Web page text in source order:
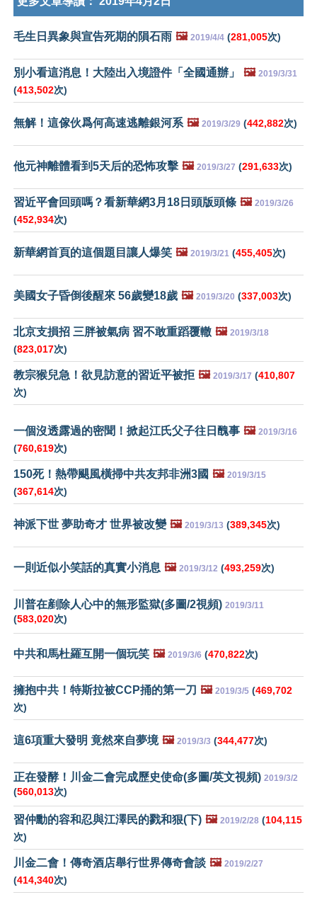
毛生日異象與宣告死期的隕石雨 🖼️ 2019/4/4 (281,005次)
別小看這消息！大陸出入境證件「全國通辦」 🖼️ 2019/3/31
(413,502次)
無解！這傢伙爲何高速逃離銀河系 🖼️ 2019/3/29 (442,882次)
他元神離體看到5天后的恐怖攻擊 🖼️ 2019/3/27 (291,633次)
習近平會回頭嗎？看新華網3月18日頭版頭條 🖼️ 2019/3/26
(452,934次)
新華網首頁的這個題目讓人爆笑 🖼️ 2019/3/21 (455,405次)
美國女子昏倒後醒來 56歲變18歲 🖼️ 2019/3/20 (337,003次)
北京支損招 三胖被氣病 習不敢重蹈覆轍 🖼️ 2019/3/18
(823,017次)
教宗猴兒急！欲見訪意的習近平被拒 🖼️ 2019/3/17 (410,807
次)
一個沒透露過的密聞！掀起江氏父子往日醜事 🖼️ 2019/3/16
(760,619次)
150死！熱帶颶風橫掃中共友邦非洲3國 🖼️ 2019/3/15
(367,614次)
神派下世 夢助奇才 世界被改變 🖼️ 2019/3/13 (389,345次)
一則近似小笑話的真實小消息 🖼️ 2019/3/12 (493,259次)
川普在剷除人心中的無形監獄(多圖/2視頻) 2019/3/11
(583,020次)
中共和馬杜羅互開一個玩笑 🖼️ 2019/3/6 (470,822次)
擁抱中共！特斯拉被CCP捅的第一刀 🖼️ 2019/3/5 (469,702
次)
這6項重大發明 竟然來自夢境 🖼️ 2019/3/3 (344,477次)
正在發酵！川金二會完成歷史使命(多圖/英文視頻) 2019/3/2
(560,013次)
習仲勳的容和忍與江澤民的戮和狠(下) 🖼️ 2019/2/28 (104,115
次)
川金二會！傳奇酒店舉行世界傳奇會談 🖼️ 2019/2/27
(414,340次)